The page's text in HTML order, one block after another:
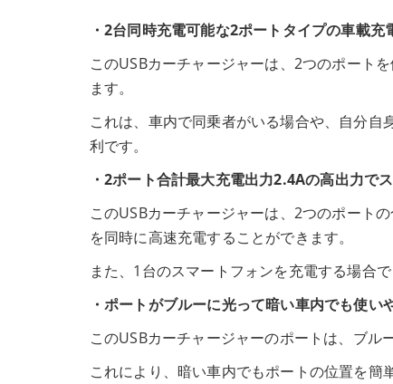
・2台同時充電可能な2ポートタイプの車載充
このUSBカーチャージャーは、2つのポート
ます。
これは、車内で同乗者がいる場合や、自分
利です。
・2ポート合計最大充電出力2.4Aの高出力で
このUSBカーチャージャーは、2つのポート
を同時に高速充電することができます。
また、1台のスマートフォンを充電する場合
・ポートがブルーに光って暗い車内でも使い
このUSBカーチャージャーのポートは、ブル
これにより、暗い車内でもポートの位置を簡